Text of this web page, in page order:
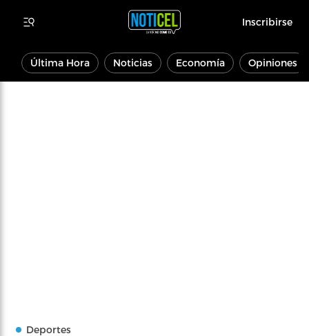
Inscribirse
Última Hora Noticias Economía Opiniones
Deportes